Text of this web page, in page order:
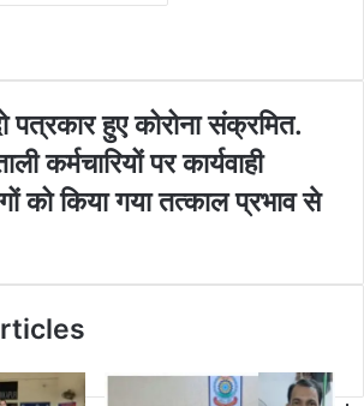
पत्रकार हुए कोरोना संक्रमित.
कर्मचारियों पर कार्यवाही
को किया गया तत्काल प्रभाव से